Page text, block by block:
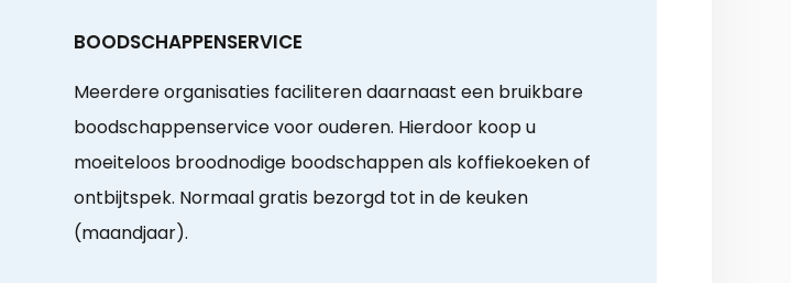
BOODSCHAPPENSERVICE
Meerdere organisaties faciliteren daarnaast een bruikbare
boodschappenservice voor ouderen. Hierdoor koop u
moeiteloos broodnodige boodschappen als koffiekoeken of
ontbijtspek. Normaal gratis bezorgd tot in de keuken
(maandjaar).